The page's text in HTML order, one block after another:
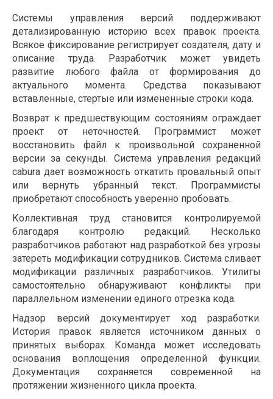
Системы управления версий поддерживают
детализированную историю всех правок проекта.
Всякое фиксирование регистрирует создателя, дату и
описание труда. Разработчик может увидеть
развитие любого файла от формирования до
актуального момента. Средства показывают
вставленные, стертые или измененные строки кода.
Возврат к предшествующим состояниям ограждает
проект от неточностей. Программист может
восстановить файл к произвольной сохраненной
версии за секунды. Система управления редакций
cabura дает возможность откатить провальный опыт
или вернуть убранный текст. Программисты
приобретают способность уверенно пробовать.
Коллективная труд становится контролируемой
благодаря контролю редакций. Несколько
разработчиков работают над разработкой без угрозы
затереть модификации сотрудников. Система сливает
модификации различных разработчиков. Утилиты
самостоятельно обнаруживают конфликты при
параллельном изменении единого отрезка кода.
Надзор версий документирует ход разработки.
История правок является источником данных о
принятых выборах. Команда может исследовать
основания воплощения определенной функции.
Документация сохраняется современной на
протяжении жизненного цикла проекта.